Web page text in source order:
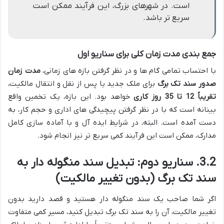
است. در شهرهای بزرگ، این فرآیند ممکن است
سریع تر باشد.
جمع بندی مدت زمان کلی برای سناریو اول
با احتساب تمامی گام ها و در نظر گرفتن بازه های زمانی،مدت زمان
صدور سند تک برگ برای ملک جدید یا پس از نقل و انتقال مالکیت،
تقریباً 12 تا 35 روز کاری
خواهد بود. این بازه، یک تخمین واقع
بینانه است که با در نظر گرفتن پیچیدگی های اداری و حجم کار، به
دست آمده است. البته، در شرایط ایده آل و با آماده سازی کامل
مدارک، ممکن است این فرآیند کمی سریع تر نیز انجام شود.
3.2. سناریو دوم: تبدیل سند منگوله دار به
سند تک برگ (بدون تغییر مالکیت)
اگر شما صاحب یک سند منگوله دار هستید و قصد دارید بدون
تغییر مالکیت، آن را به سند تک برگ تبدیل کنید، مسیر کمی متفاوت